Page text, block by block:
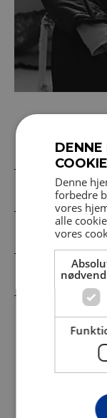
Mellemrum
En accept af
Kunstnerisk
Historik på
steder,
DENNE
Denne
forbedre
vores
alle
vores